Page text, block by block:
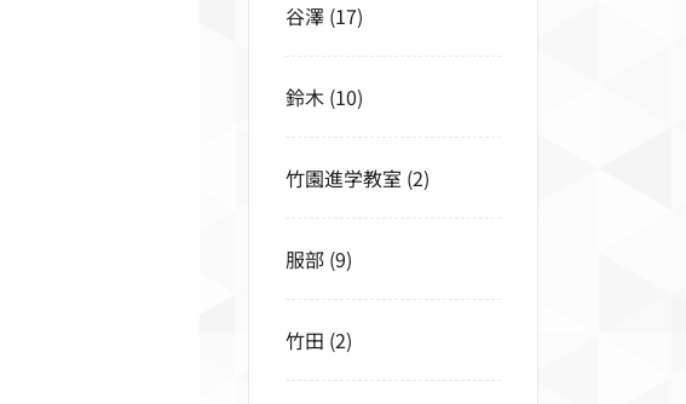
谷澤 (17)
鈴木 (10)
竹園進学教室 (2)
服部 (9)
竹田 (2)